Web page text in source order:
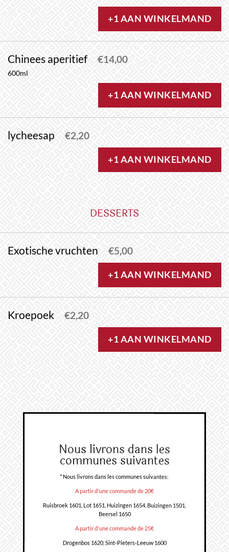
+1 AAN WINKELMAND
Chinees aperitief €14,00
600ml
+1 AAN WINKELMAND
lycheesap €2,20
+1 AAN WINKELMAND
DESSERTS
Exotische vruchten €5,00
+1 AAN WINKELMAND
Kroepoek €2,20
+1 AAN WINKELMAND
Nous livrons dans les
communes suivantes
* Nous livrons dans les communes suivantes:
A partir d'une commande de 20€
Ruisbroek 1601, Lot 1651, Huizingen 1654, Buizingen 1501,
Beersel 1650
A partir d'une commande de 25€
Drogenbos 1620, Sint-Pieters-Leeuw 1600